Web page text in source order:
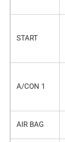
START
A/CON 1
AIR BAG